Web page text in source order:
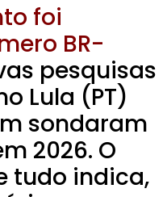
foi
BR-
pesquisas
Lula (PT)
sondaram
2026. O
tudo indica,